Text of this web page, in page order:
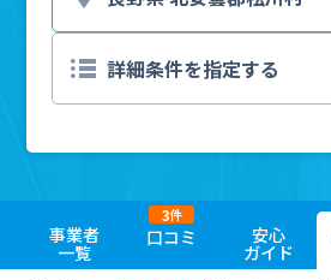
事業者
一覧
口コミ
3件
安心
ガイド